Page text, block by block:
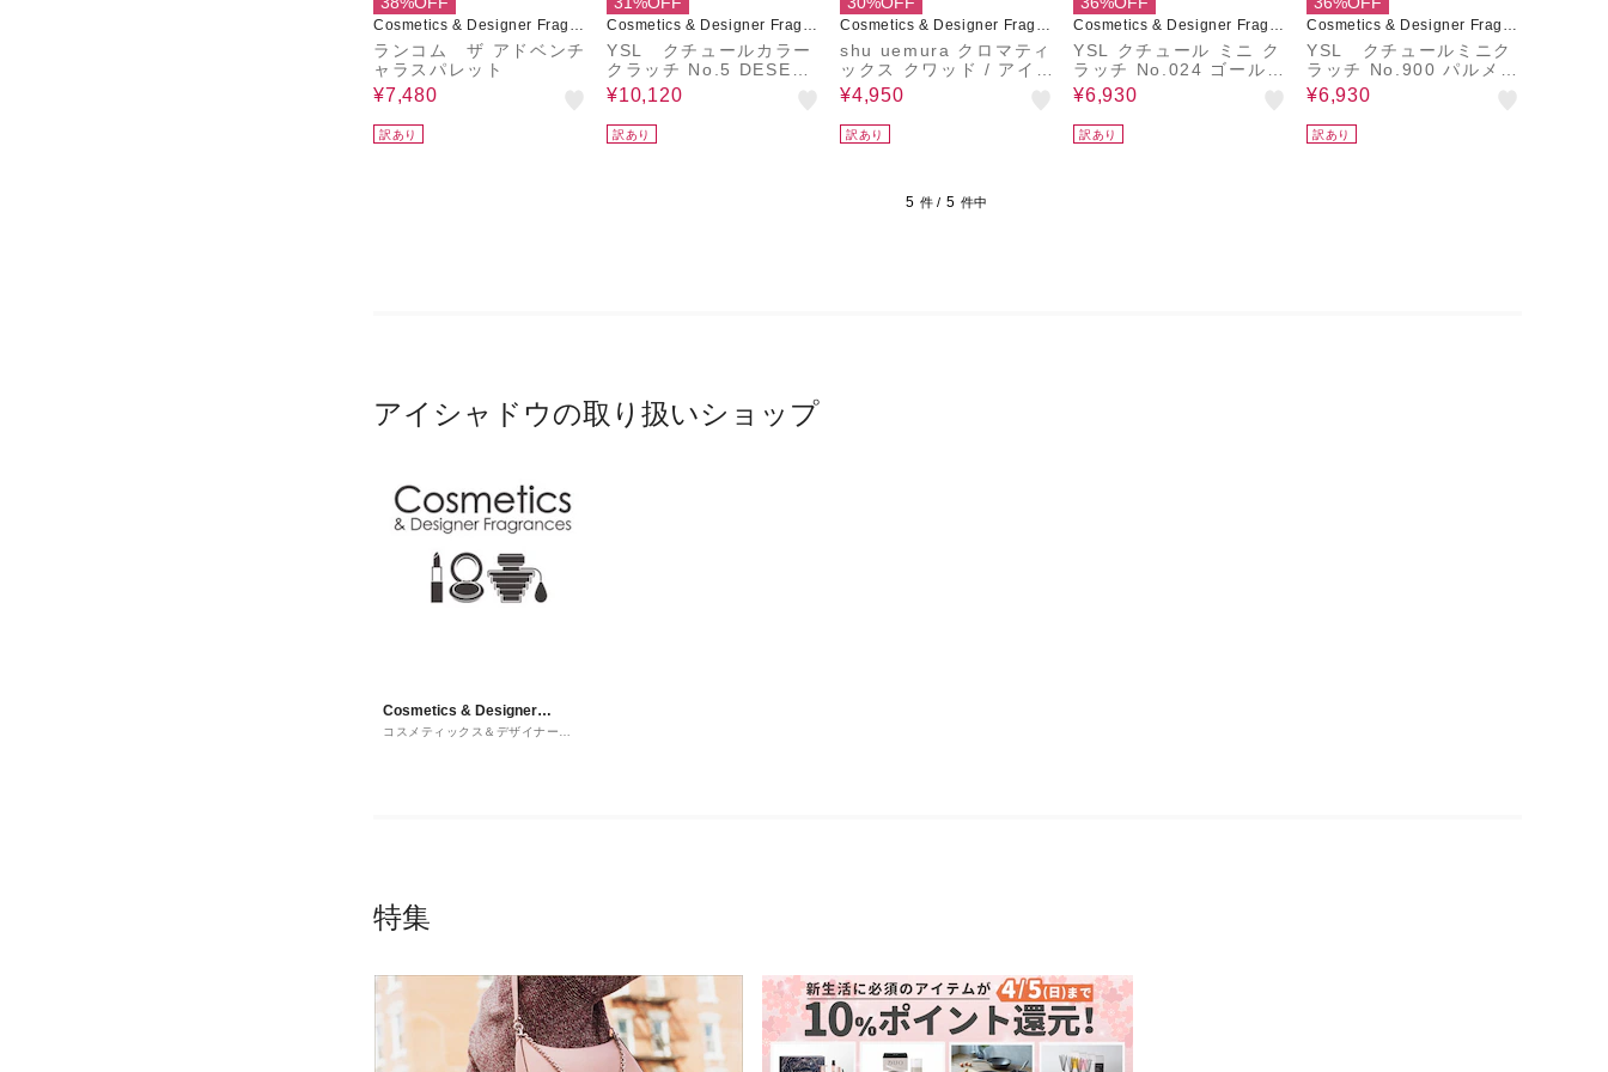
Cosmetics & Designer Fragra
nces
ランコム ザ アドベンチ
ャラスパレット
¥7,480
訳あり
Cosmetics & Designer Fragra
nces
YSL クチュールカラー
クラッチ No.5 DESERT
NUDE (アイシャドウ/チ
ークカラー)
¥10,120
訳あり
Cosmetics & Designer Fragra
nces
shu uemura クロマティ
ックス クワッド / アイス
カルプト サマー マツリ
¥4,950
訳あり
Cosmetics & Designer Fragra
nces
YSL クチュール ミニ ク
ラッチ No.024 ゴールデ
ンレース＜コレクター＞
¥6,930
訳あり
Cosmetics & Designer Fragra
nces
YSL クチュールミニク
ラッチ No.900 パルメリ
ーズ スカイズ (限定色)
¥6,930
訳あり
5 件 / 5 件中
アイシャドウの取り扱いショップ
Cosmetics & Designer
Fragrances
コスメティックス＆デザイナーフ
特集